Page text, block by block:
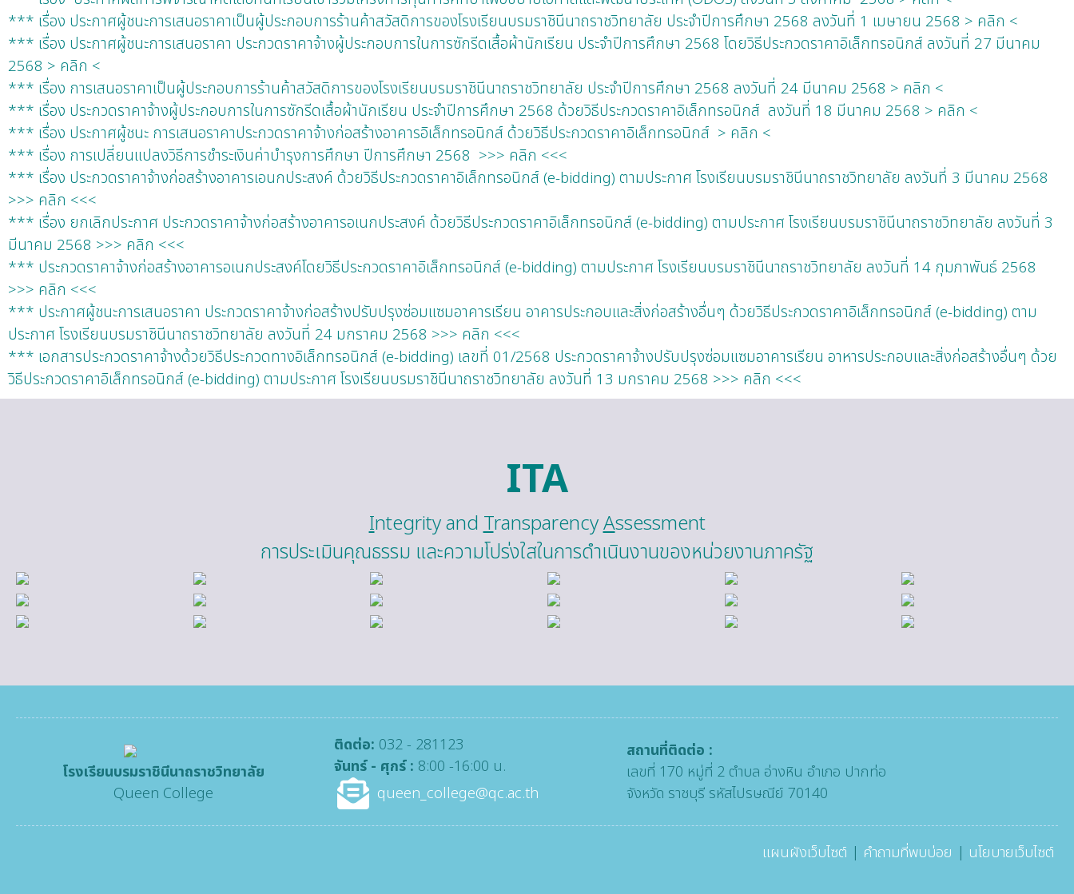
*** เรื่อง ประกาศผู้ชนะการเสนอราคาเป็นผู้ประกอบการร้านค้าสวัสดิการของโรงเรียนบรมราชินีนาถราชวิทยาลัย ประจำปีการศึกษา 2568 ลงวันที่ 1 เมษายน 2568 > คลิก <
*** เรื่อง ประกาศผู้ชนะการเสนอราคา ประกวดราคาจ้างผู้ประกอบการในการซักรีดเสื้อผ้านักเรียน ประจำปีการศึกษา 2568 โดยวิธีประกวดราคาอิเล็กทรอนิกส์ ลงวันที่ 27 มีนาคม
2568 > คลิก <
*** เรื่อง การเสนอราคาเป็นผู้ประกอบการร้านค้าสวัสดิการของโรงเรียนบรมราชินีนาถราชวิทยาลัย ประจำปีการศึกษา 2568 ลงวันที่ 24 มีนาคม 2568 > คลิก <
*** เรื่อง ประกวดราคาจ้างผู้ประกอบการในการซักรีดเสื้อผ้านักเรียน ประจำปีการศึกษา 2568 ด้วยวิธีประกวดราคาอิเล็กทรอนิกส์ ลงวันที่ 18 มีนาคม 2568 > คลิก <
*** เรื่อง ประกาศผู้ชนะ การเสนอราคาประกวดราคาจ้างก่อสร้างอาคารอิเล็กทรอนิกส์ ด้วยวิธีประกวดราคาอิเล็กทรอนิกส์ > คลิก <
*** เรื่อง การเปลี่ยนแปลงวิธีการชำระเงินค่าบำรุงการศึกษา ปีการศึกษา 2568 >>> คลิก <<<
*** เรื่อง ประกวดราคาจ้างก่อสร้างอาคารเอนกประสงค์ ด้วยวิธีประกวดราคาอิเล็กทรอนิกส์ (e-bidding) ตามประกาศ โรงเรียนบรมราชินีนาถราชวิทยาลัย ลงวันที่ 3 มีนาคม 2568
>>> คลิก <<<
*** เรื่อง ยกเลิกประกาศ ประกวดราคาจ้างก่อสร้างอาคารอเนกประสงค์ ด้วยวิธีประกวดราคาอิเล็กทรอนิกส์ (e-bidding) ตามประกาศ โรงเรียนบรมราชินีนาถราชวิทยาลัย ลงวันที่ 3
มีนาคม 2568 >>> คลิก <<<
*** ประกวดราคาจ้างก่อสร้างอาคารอเนกประสงค์โดยวิธีประกวดราคาอิเล็กทรอนิกส์ (e-bidding) ตามประกาศ โรงเรียนบรมราชินีนาถราชวิทยาลัย ลงวันที่ 14 กุมภาพันธ์ 2568
>>> คลิก <<<
*** ประกาศผู้ชนะการเสนอราคา ประกวดราคาจ้างก่อสร้างปรับปรุงซ่อมแซมอาคารเรียน อาคารประกอบและสิ่งก่อสร้างอื่นๆ ด้วยวิธีประกวดราคาอิเล็กทรอนิกส์ (e-bidding) ตาม
ประกาศ โรงเรียนบรมราชินีนาถราชวิทยาลัย ลงวันที่ 24 มกราคม 2568 >>> คลิก <<<
*** เอกสารประกวดราคาจ้างด้วยวิธีประกวดทางอิเล็กทรอนิกส์ (e-bidding) เลขที่ 01/2568 ประกวดราคาจ้างปรับปรุงซ่อมแซมอาคารเรียน อาหารประกอบและสิ่งก่อสร้างอื่นๆ ด้วย
วิธีประกวดราคาอิเล็กทรอนิกส์ (e-bidding) ตามประกาศ โรงเรียนบรมราชินีนาถราชวิทยาลัย ลงวันที่ 13 มกราคม 2568 >>> คลิก <<<
ITA
Integrity andTransparencyAssessment
การประเมินคุณธรรม และความโปร่งใสในการดำเนินงานของหน่วยงานภาครัฐ
โรงเรียนบรมราชินีนาถราชวิทยาลัย
Queen College
ติดต่อ: 032 - 281123
จันทร์ - ศุกร์ : 8:00 -16:00 น.
queen_college@qc.ac.th
สถานที่ติดต่อ :
เลขที่ 170 หมู่ที่ 2 ตำบล อ่างหิน อำเภอ ปากท่อ
จังหวัด ราชบุรี รหัสไปรษณีย์ 70140
แผนผังเว็บไซต์ | คำถามที่พบบ่อย | นโยบายเว็บไซต์